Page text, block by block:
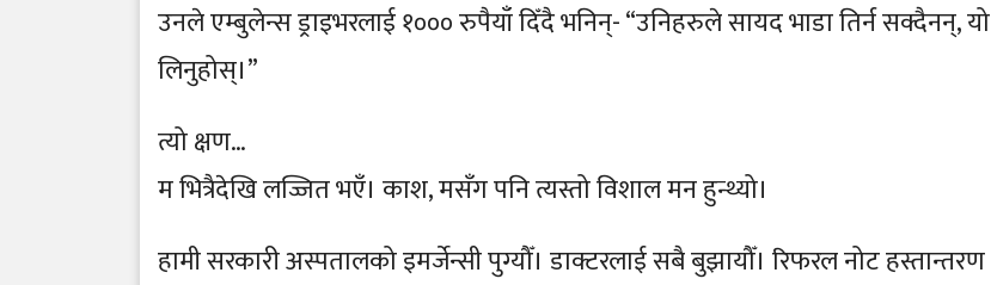
उनले एम्बुलेन्स ड्राइभरलाई १००० रुपैयाँ दिँदै भनिन्- “उनिहरुले सायद भाडा तिर्न सक्दैनन्, यो
लिनुहोस्।”
त्यो क्षण…
म भित्रैदेखि लज्जित भएँ। काश, मसँग पनि त्यस्तो विशाल मन हुन्थ्यो।
हामी सरकारी अस्पतालको इमर्जेन्सी पुग्यौँ। डाक्टरलाई सबै बुझायौँ। रिफरल नोट हस्तान्तरण